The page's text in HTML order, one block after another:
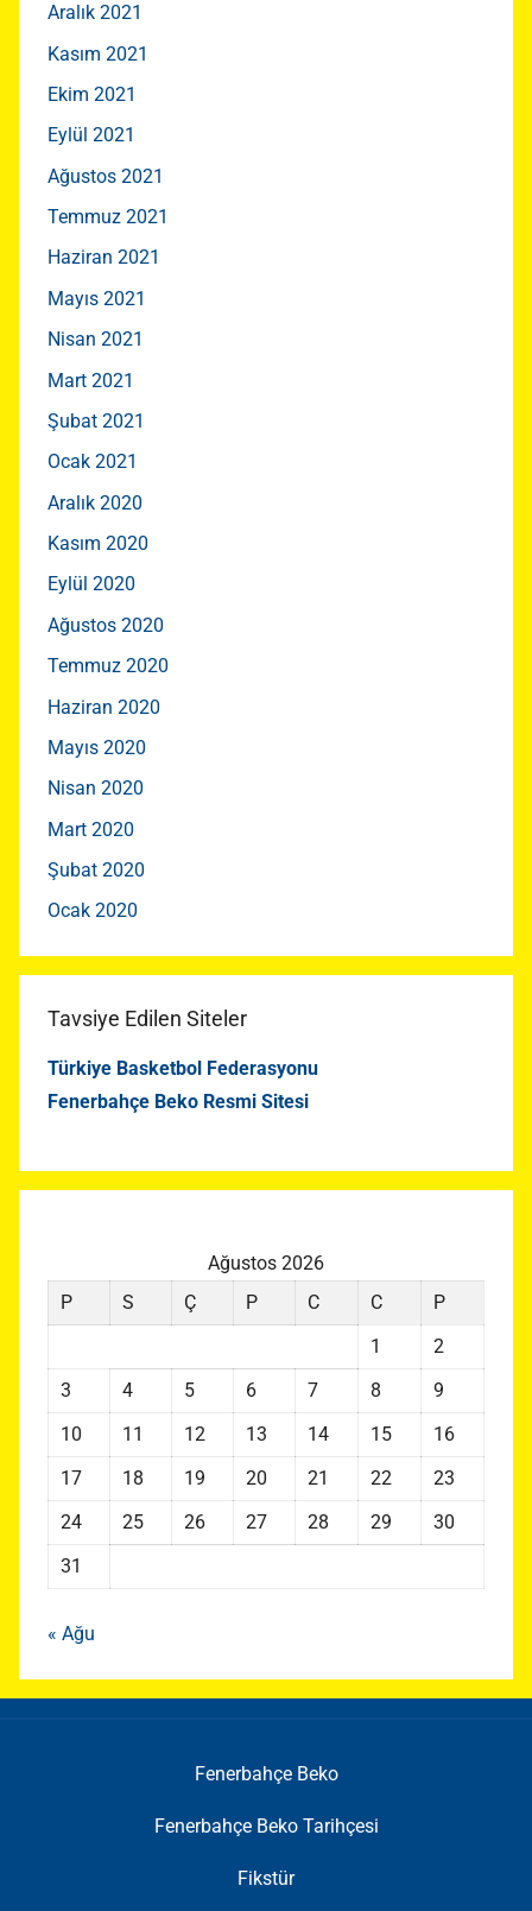
Aralık 2021
Kasım 2021
Ekim 2021
Eylül 2021
Ağustos 2021
Temmuz 2021
Haziran 2021
Mayıs 2021
Nisan 2021
Mart 2021
Şubat 2021
Ocak 2021
Aralık 2020
Kasım 2020
Eylül 2020
Ağustos 2020
Temmuz 2020
Haziran 2020
Mayıs 2020
Nisan 2020
Mart 2020
Şubat 2020
Ocak 2020
Tavsiye Edilen Siteler
Türkiye Basketbol Federasyonu
Fenerbahçe Beko Resmi Sitesi
Ağustos 2026
P
S Ç P C C
P
1
2
3
4 5 6 7 8
9
10
11 12 13 14 15
16
17
18 19 20 21 22
23
24
25 26 27 28 29
30
31
« Ağu
Fenerbahçe Beko
Fenerbahçe Beko Tarihçesi
Fikstür